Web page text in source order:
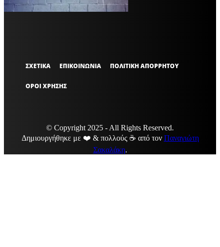
OFFICIAL
ΣΧΕΤΙΚΑ ΕΠΙΚΟΙΝΩΝΙΑ ΠΟΛΙΤΙΚΗ ΑΠΟΡΡΗΤΟΥ
ΟΡΟΙ ΧΡΗΣΗΣ
© Copyright 2025 - All Rights Reserved.
Δημιουργήθηκε με ❤️ & πολλούς ☕ από τον Παναγιώτη
Σακαλάκη.